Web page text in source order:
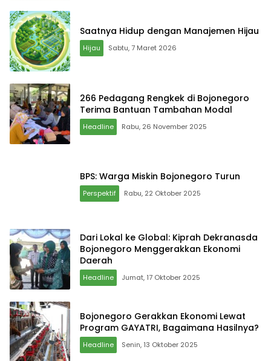
Saatnya Hidup dengan Manajemen Hijau
Hijau Sabtu, 7 Maret 2026
266 Pedagang Rengkek di Bojonegoro
Terima Bantuan Tambahan Modal
Headline Rabu, 26 November 2025
BPS: Warga Miskin Bojonegoro Turun
Perspektif Rabu, 22 Oktober 2025
Dari Lokal ke Global: Kiprah Dekranasda
Bojonegoro Menggerakkan Ekonomi
Daerah
Headline Jumat, 17 Oktober 2025
Bojonegoro Gerakkan Ekonomi Lewat
Program GAYATRI, Bagaimana Hasilnya?
Headline Senin, 13 Oktober 2025